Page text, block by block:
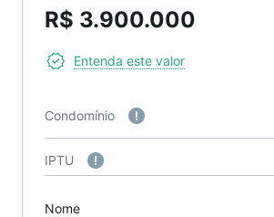
R$ 3.900.000
Entenda este valor
Condomínio
IPTU
Nome